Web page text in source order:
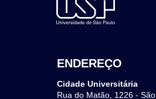
ENDEREÇO
Cidade Universitária
Rua do Matão, 1226 - São